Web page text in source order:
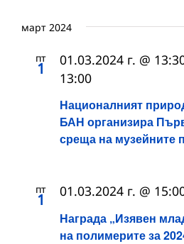
март 2024
пт
1
Националният
БАН организира
среща на музейните
01.03.2024 г. @
13:00
пт
1
Награда „Изявен
на полимерите за
01.03.2024 г. @